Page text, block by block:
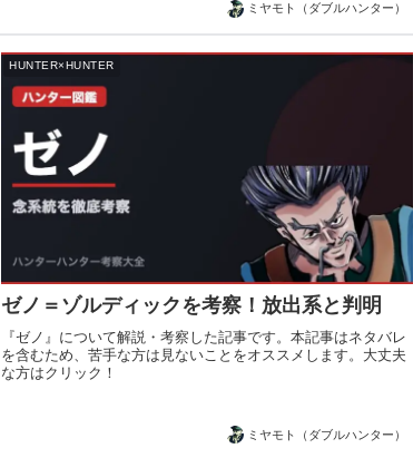
ミヤモト（ダブルハンター）
HUNTER×HUNTER
ゼノ＝ゾルディックを考察！放出系と判明
『ゼノ』について解説・考察した記事です。本記事はネタバレ
を含むため、苦手な方は見ないことをオススメします。大丈夫
な方はクリック！
ミヤモト（ダブルハンター）